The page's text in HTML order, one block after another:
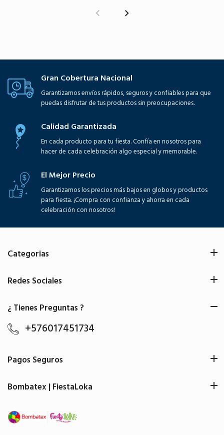
Gran Cobertura Nacional
Garantizamos envíos rápidos, seguros y confiables para que
puedas disfrutar de tus productos sin preocupaciones.
Calidad Garantizada
En cada producto para tu fiesta. Confía en nosotros para
hacer de cada celebración algo especial y memorable.
El Mejor Precio
Garantizamos los precios más bajos en globos y productos
para fiesta. ¡Compra con confianza y ahorra en cada
celebración con nosotros!
Categorias
Redes Sociales
¿ Tienes Preguntas ?
+576017451734
Pagos Seguros
Bombatex | FiestaLoka